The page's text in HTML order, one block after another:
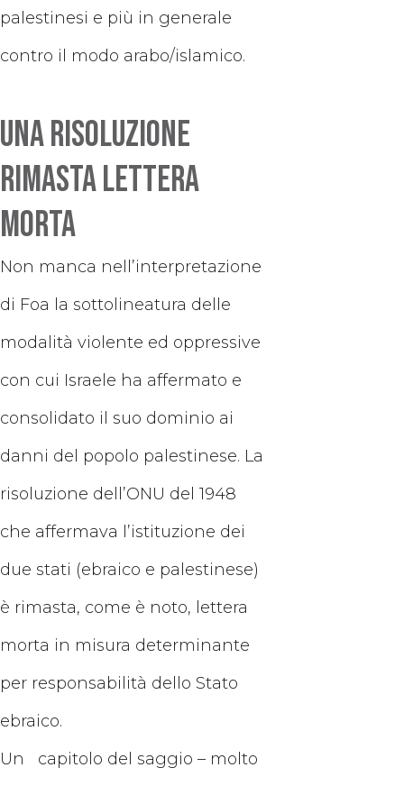
palestinesi e più in generale
contro il modo arabo/islamico.
Una risoluzione
rimasta lettera
morta
Non manca nell’interpretazione
di Foa la sottolineatura delle
modalità violente ed oppressive
con cui Israele ha affermato e
consolidato il suo dominio ai
danni del popolo palestinese. La
risoluzione dell’ONU del 1948
che affermava l’istituzione dei
due stati (ebraico e palestinese)
è rimasta, come è noto, lettera
morta in misura determinante
per responsabilità dello Stato
ebraico.
Un capitolo del saggio – molto